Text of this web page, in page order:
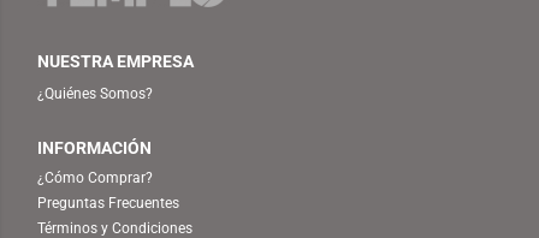
NUESTRA EMPRESA
¿Quiénes Somos?
INFORMACIÓN
¿Cómo Comprar?
Preguntas Frecuentes
Términos y Condiciones